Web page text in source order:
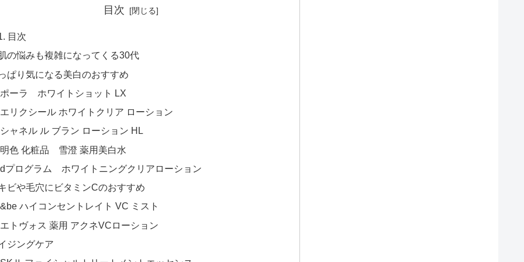
目次
目次
の悩みも複雑になってくる30代
ぱり気になる美白のおすすめ
ポーラ ホワイトショット LX
エリクシール ホワイトクリア ローション
シャネル ル ブラン ローション HL
明色 化粧品 雪澄 薬用美白水
dプログラム ホワイトニングクリアローション
ビや毛穴にビタミンCのおすすめ
&be ハイコンセントレイト VC ミスト
エトヴォス 薬用 アクネVCローション
ジングケア